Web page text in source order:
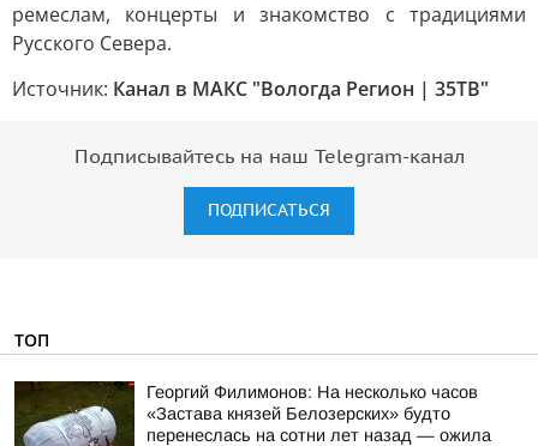
ремеслам, концерты и знакомство с традициями
Русского Севера.
Источник: Канал в МАКС "Вологда Регион | 35ТВ"
Подписывайтесь на наш Telegram-канал
ПОДПИСАТЬСЯ
ТОП
Георгий Филимонов: На несколько часов
«Застава князей Белозерских» будто
перенеслась на сотни лет назад — ожила